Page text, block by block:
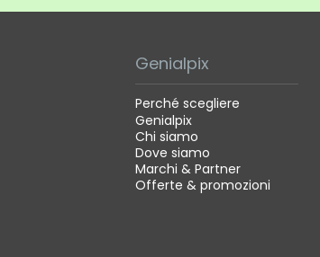
Genialpix
Perché scegliere
Genialpix
Chi siamo
Dove siamo
Marchi & Partner
Offerte & promozioni